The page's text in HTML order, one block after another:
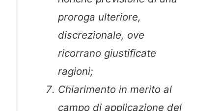
proroga ulteriore,
discrezionale, ove
ricorrano giustificate
ragioni;
Chiarimento in merito al
campo di applicazione del